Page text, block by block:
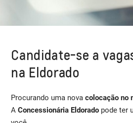
Candidate-se a
na Eldorado
Procurando uma nova colocação no
A Concessionária Eldorado pode ter